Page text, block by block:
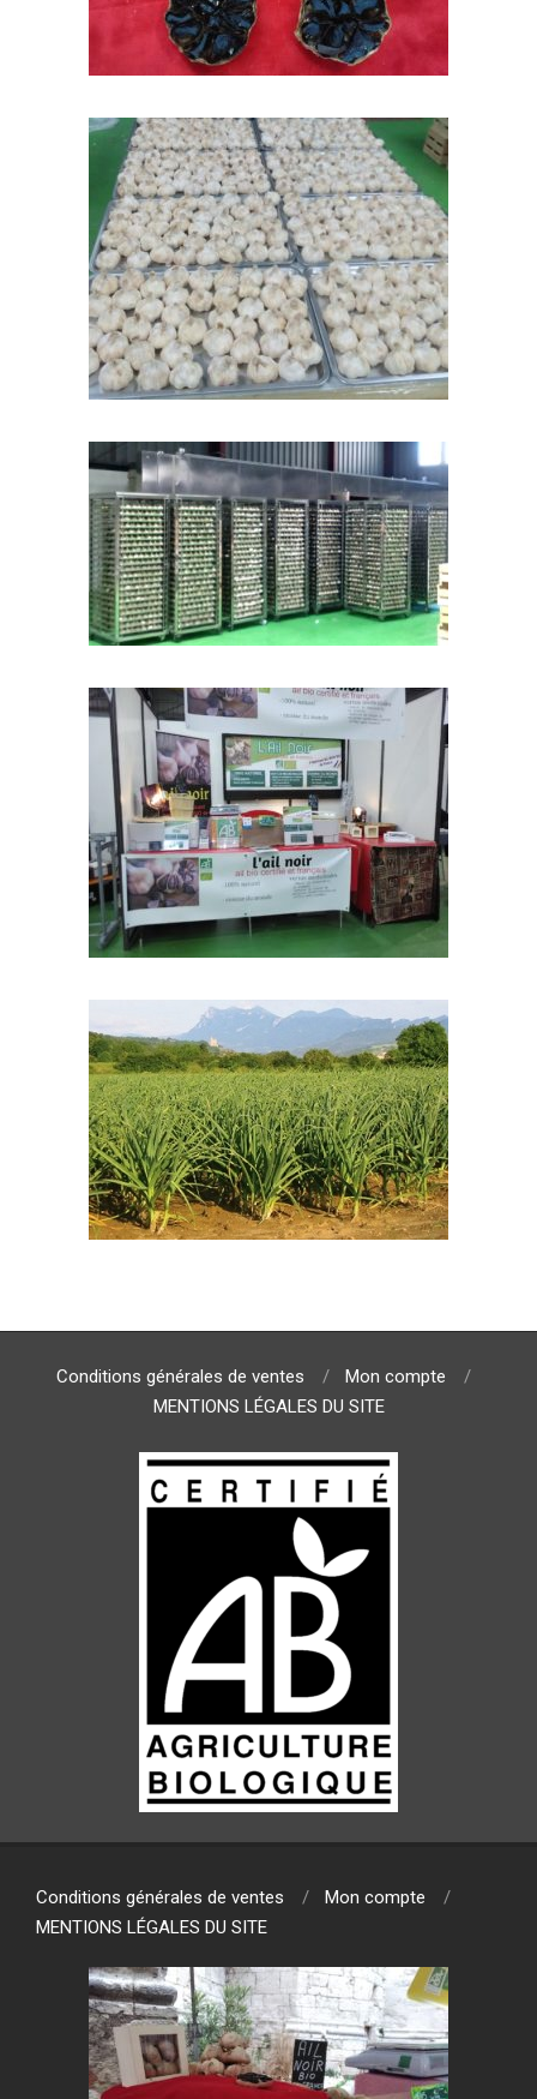
Conditions générales de ventes
Mon compte
MENTIONS LÉGALES DU SITE
Conditions générales de ventes
Mon compte
MENTIONS LÉGALES DU SITE